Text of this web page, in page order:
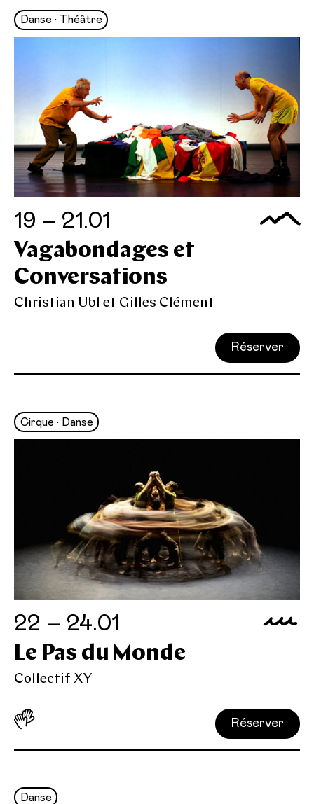
Danse • Théâtre
19 – 21.01
Vagabondages et
Conversations
Christian Ubl et Gilles Clément
Réserver
Cirque • Danse
22 – 24.01
Le Pas du Monde
Collectif XY
Réserver
Danse